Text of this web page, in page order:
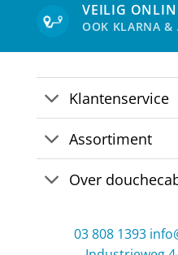
VEILIG
OOK KLARNA &
Klantenservice
Assortiment
Over
03 808 1393